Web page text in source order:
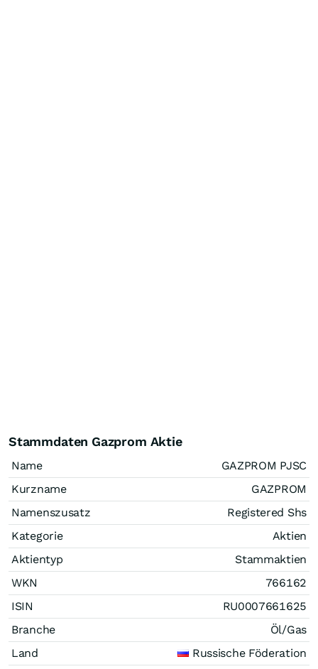
Stammdaten Gazprom Aktie
Name
GAZPROM PJSC
Kurzname
GAZPROM
Namenszusatz
Registered Shs
Kategorie
Aktien
Aktientyp
Stammaktien
WKN
766162
ISIN
RU0007661625
Branche
Öl/Gas
Land
Russische Föderation